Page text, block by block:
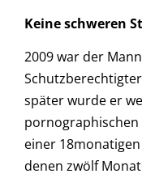
Keine schweren
2009 war der
später wurde er
einer
denen zwölf